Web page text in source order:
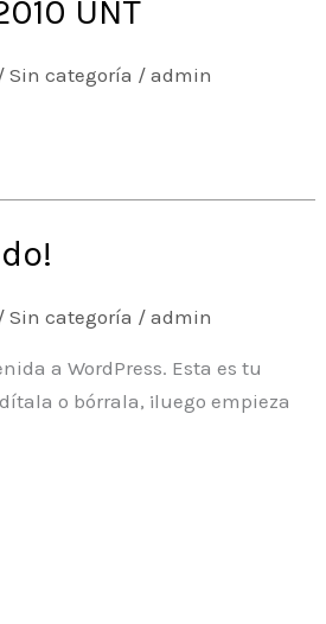
UNT
Sin categoría /admin
Sin categoría /admin
a WordPress. Esta es tu
o bórrala, ¡luego empieza